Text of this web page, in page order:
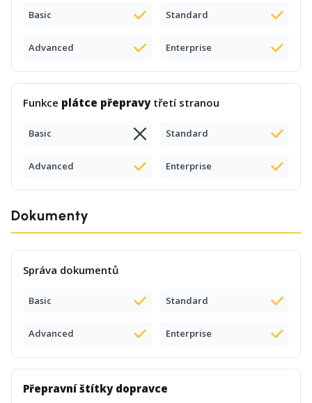
Basic Standard
Advanced Enterprise
Funkce plátce přepravytřetí stranou
Basic Standard
Advanced Enterprise
Dokumenty
Správa dokumentů
Basic Standard
Advanced Enterprise
Přepravní štítky dopravce